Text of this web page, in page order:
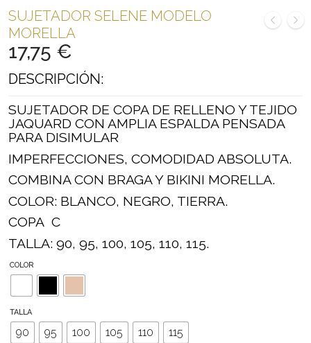
SUJETADOR SELENE MODELO
MORELLA
17,75 €
DESCRIPCIÓN:
SUJETADOR DE COPA DE RELLENO Y TEJIDO
JAQUARD CON AMPLIA ESPALDA PENSADA
PARA DISIMULAR
IMPERFECCIONES, COMODIDAD ABSOLUTA.
COMBINA CON BRAGA Y BIKINI MORELLA.
COLOR: BLANCO, NEGRO, TIERRA.
COPA C
TALLA: 90, 95, 100, 105, 110, 115.
COLOR
TALLA
90 95 100 105 110 115